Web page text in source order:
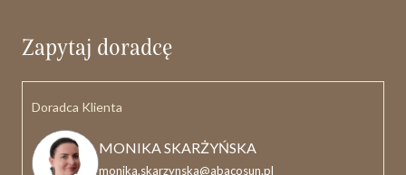
Zapytaj doradcę
Doradca Klienta
MONIKA SKARŻYŃSKA
monika.skarzynska@abacosun.pl